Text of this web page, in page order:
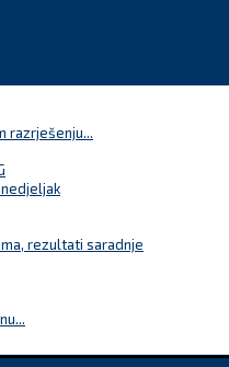
razrješenju...
rezultati saradnje